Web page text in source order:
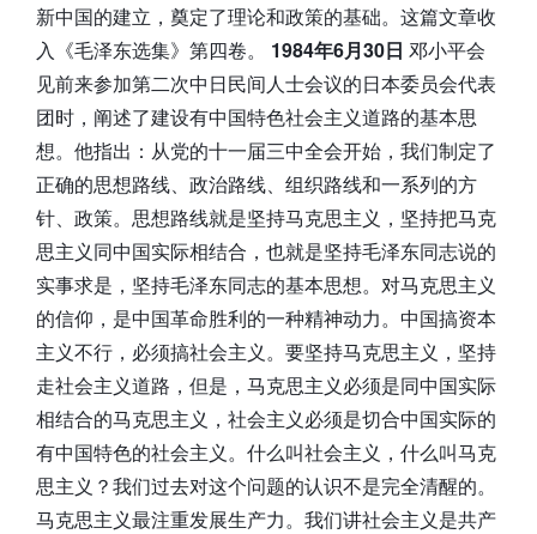
新中国的建立，奠定了理论和政策的基础。这篇文章收
入《毛泽东选集》第四卷。 1984年6月30日 邓小平会
见前来参加第二次中日民间人士会议的日本委员会代表
团时，阐述了建设有中国特色社会主义道路的基本思
想。他指出：从党的十一届三中全会开始，我们制定了
正确的思想路线、政治路线、组织路线和一系列的方
针、政策。思想路线就是坚持马克思主义，坚持把马克
思主义同中国实际相结合，也就是坚持毛泽东同志说的
实事求是，坚持毛泽东同志的基本思想。对马克思主义
的信仰，是中国革命胜利的一种精神动力。中国搞资本
主义不行，必须搞社会主义。要坚持马克思主义，坚持
走社会主义道路，但是，马克思主义必须是同中国实际
相结合的马克思主义，社会主义必须是切合中国实际的
有中国特色的社会主义。什么叫社会主义，什么叫马克
思主义？我们过去对这个问题的认识不是完全清醒的。
马克思主义最注重发展生产力。我们讲社会主义是共产